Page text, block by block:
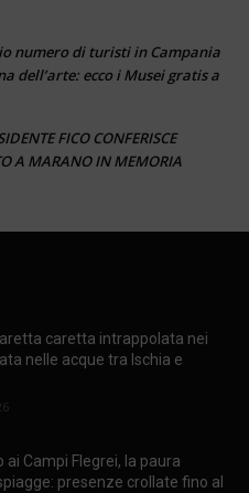
numero di turisti in Campania
dell’arte: ecco i Musei gratis a
FICO CONFERISCE
A MARANO IN MEMORIA
caretta intrappolata nei
nelle acque tra Ischia e
ai Campi Flegrei, la paura
presenze crollate fino al